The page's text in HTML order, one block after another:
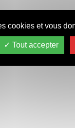
cookies et vous
Tout accepter